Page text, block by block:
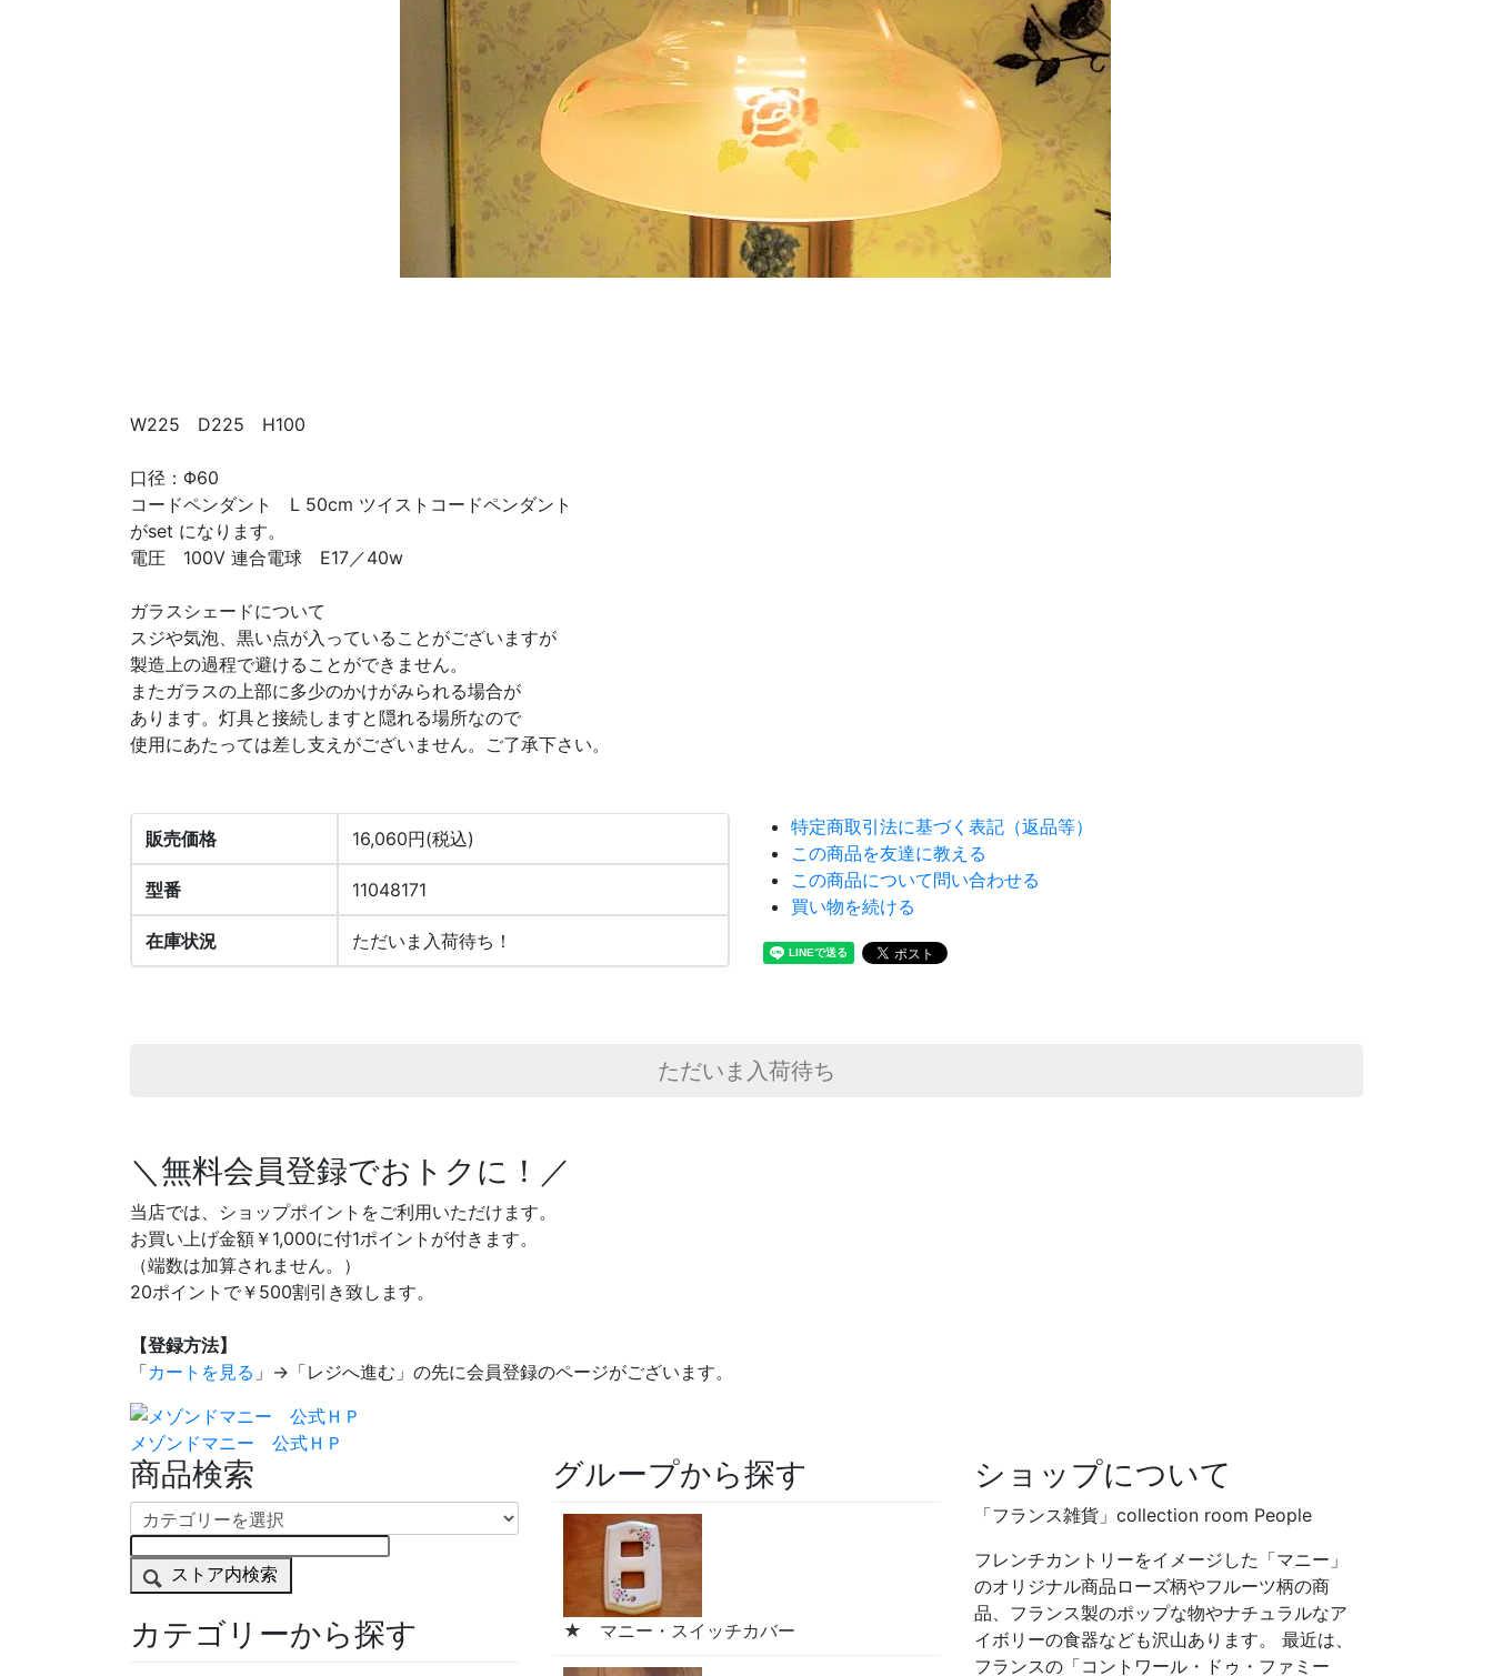
W225 D225 H100
口径：Φ60
コードペンダント L 50cm ツイストコードペンダント
がset になります。
電圧 100V 連合電球 E17／40w
ガラスシェードについて
スジや気泡、黒い点が入っていることがございますが
製造上の過程で避けることができません。
またガラスの上部に多少のかけがみられる場合が
あります。灯具と接続しますと隠れる場所なので
使用にあたっては差し支えがございません。ご了承下さい。
販売価格 16,060円(税込)
型番 11048171
在庫状況 ただいま入荷待ち！
特定商取引法に基づく表記（返品等）
この商品を友達に教える
この商品について問い合わせる
買い物を続ける
ただいま入荷待ち
＼無料会員登録でおトクに！／
当店では、ショップポイントをご利用いただけます。
お買い上げ金額￥1,000に付1ポイントが付きます。
（端数は加算されません。）
20ポイントで￥500割引き致します。
【登録方法】
「カートを見る 」→「レジへ進む」の先に会員登録のページがございます。
メゾンドマニー 公式ＨＰ
商品検索
ストア内検索
カテゴリーから探す
グループから探す
★ マニー・スイッチカバー
ショップについて
「フランス雑貨」collection room People
フレンチカントリーをイメージした「マニー」
のオリジナル商品ローズ柄やフルーツ柄の商
品、フランス製のポップな物やナチュラルなア
イボリーの食器なども沢山あります。 最近は、
フランスの「コントワール・ドゥ・ファミー